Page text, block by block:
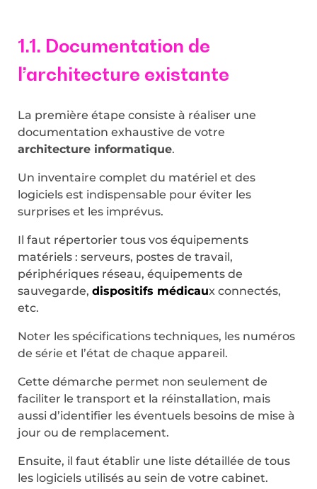
1.1. Documentation de
l’architecture existante
La première étape consiste à réaliser une
documentation exhaustive de votre
architecture informatique.
Un inventaire complet du matériel et des
logiciels est indispensable pour éviter les
surprises et les imprévus.
Il faut répertorier tous vos équipements
matériels : serveurs, postes de travail,
périphériques réseau, équipements de
sauvegarde, dispositifs médicaux connectés,
etc.
Noter les spécifications techniques, les numéros
de série et l’état de chaque appareil.
Cette démarche permet non seulement de
faciliter le transport et la réinstallation, mais
aussi d’identifier les éventuels besoins de mise à
jour ou de remplacement.
Ensuite, il faut établir une liste détaillée de tous
les logiciels utilisés au sein de votre cabinet.